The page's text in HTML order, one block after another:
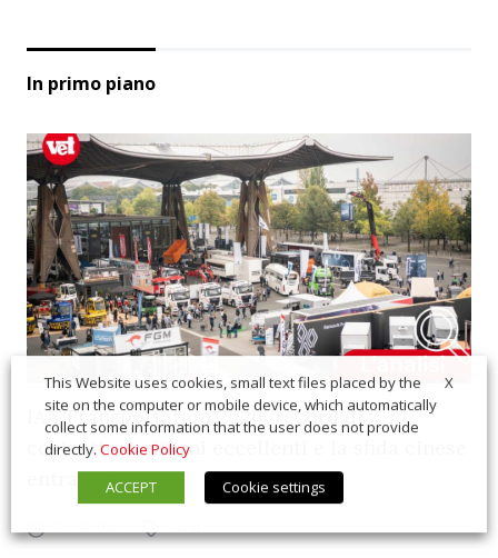
In primo piano
IAA Transportation 2026: record di
costruttori, ritorni eccellenti e la sfida cinese
entra nel vivo
X
This Website uses cookies, small text files placed by the
site on the computer or mobile device, which automatically
collect some information that the user does not provide
directly. Cookie Policy
ACCEPT
Cookie settings